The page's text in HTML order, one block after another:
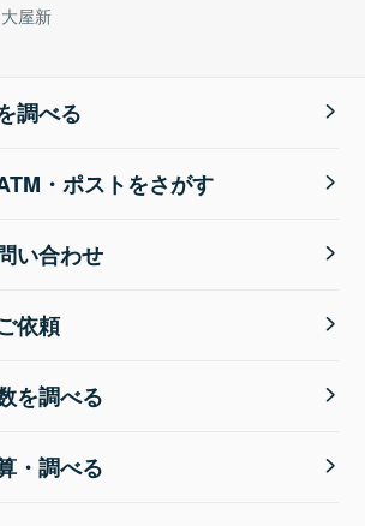
大屋新
調べる
・ポストをさがす
い合わせ
依頼
を調べる
・調べる